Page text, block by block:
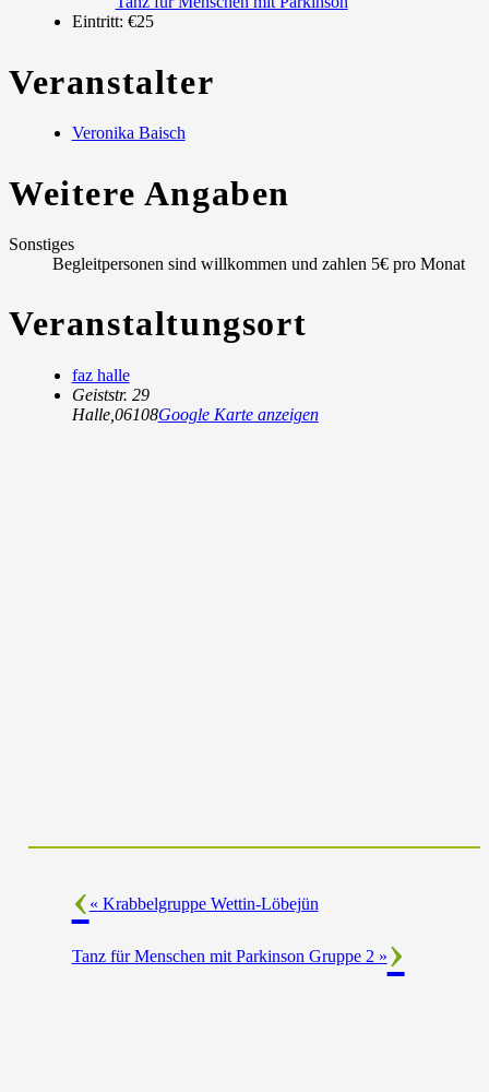
Eintritt: €25
Veranstalter
Veronika Baisch
Weitere Angaben
Sonstiges
Begleitpersonen sind willkommen und zahlen 5€ pro Monat
Veranstaltungsort
faz halle
Geiststr. 29
Halle, 06108Google Karte anzeigen
« Krabbelgruppe Wettin-Löbejün
Tanz für Menschen mit Parkinson Gruppe 2 »